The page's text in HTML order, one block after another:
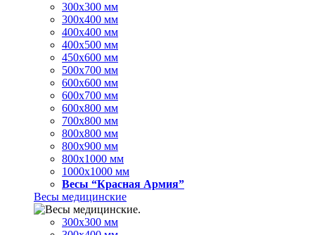
300х300 мм
300х400 мм
400х400 мм
400х500 мм
450х600 мм
500х700 мм
600х600 мм
600х700 мм
600х800 мм
700х800 мм
800х800 мм
800х900 мм
800х1000 мм
1000х1000 мм
Весы “Красная Армия”
Весы медицинские
300х300 мм